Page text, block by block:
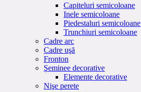
Capiteluri semicoloane
Inele semicoloane
Piedestaluri semicoloane
Trunchiuri semicoloane
Cadre arc
Cadre uşă
Fronton
Şeminee decorative
Elemente decorative
Nişe perete